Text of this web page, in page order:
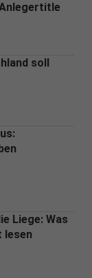
soll
Liege: Was
lesen